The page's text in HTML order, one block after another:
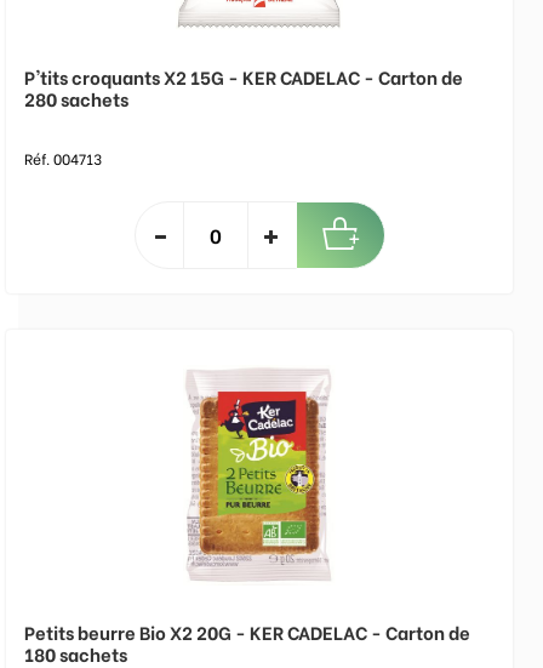
P'tits croquants X2 15G - KER CADELAC - Carton de
280 sachets
Réf. 004713
Petits beurre Bio X2 20G - KER CADELAC - Carton de
180 sachets